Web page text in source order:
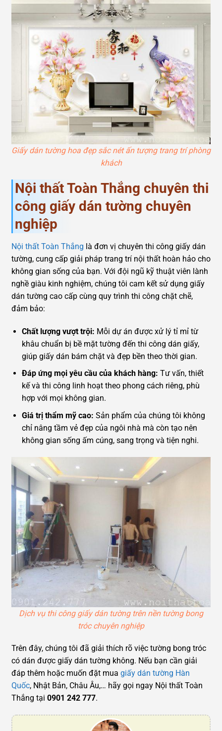
Giấy dán tường hoa đẹp sắc nét ấn tượng trang trí phòng
khách
Nội thất Toàn Thắng chuyên thi
công giấy dán tường chuyên
nghiệp
Nội thất Toàn Thắng là đơn vị chuyên thi công giấy dán
tường, cung cấp giải pháp trang trí nội thất hoàn hảo cho
không gian sống của bạn. Với đội ngũ kỹ thuật viên lành
nghề giàu kinh nghiệm, chúng tôi cam kết sử dụng giấy
dán tường cao cấp cùng quy trình thi công chặt chẽ,
đảm bảo:
Chất lượng vượt trội: Mỗi dự án được xử lý tỉ mỉ từ
khâu chuẩn bị bề mặt tường đến thi công dán giấy,
giúp giấy dán bám chặt và đẹp bền theo thời gian.
Đáp ứng mọi yêu cầu của khách hàng: Tư vấn, thiết
kế và thi công linh hoạt theo phong cách riêng, phù
hợp với mọi không gian.
Giá trị thẩm mỹ cao: Sản phẩm của chúng tôi không
chỉ nâng tầm vẻ đẹp của ngôi nhà mà còn tạo nên
không gian sống ấm cúng, sang trọng và tiện nghi.
Dịch vụ thi công giấy dán tường trên nền tường bong
tróc chuyên nghiệp
Trên đây, chúng tôi đã giải thích rõ việc tường bong tróc
có dán được giấy dán tường không. Nếu bạn cần giải
đáp thêm hoặc muốn đặt mua giấy dán tường Hàn
Quốc, Nhật Bản, Châu Âu,… hãy gọi ngay Nội thất Toàn
Thắng tại 0901 242 777.